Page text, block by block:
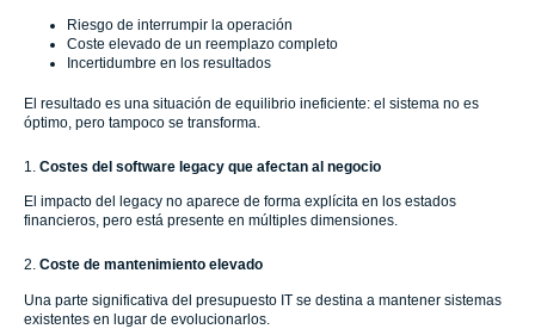
Riesgo de interrumpir la operación
Coste elevado de un reemplazo completo
Incertidumbre en los resultados
El resultado es una situación de equilibrio ineficiente: el sistema no es
óptimo, pero tampoco se transforma.
1. Costes del software legacy que afectan al negocio
El impacto del legacy no aparece de forma explícita en los estados
financieros, pero está presente en múltiples dimensiones.
2. Coste de mantenimiento elevado
Una parte significativa del presupuesto IT se destina a mantener sistemas
existentes en lugar de evolucionarlos.